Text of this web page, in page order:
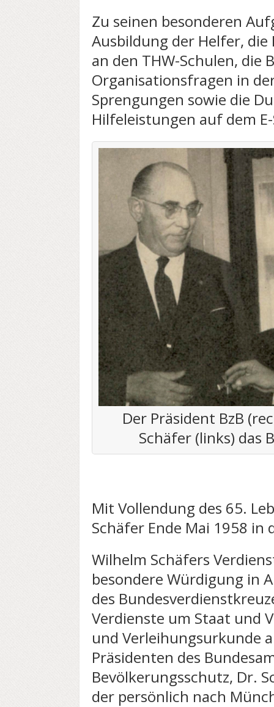
Zu seinen besonderen
Ausbildung der Helfer,
an den THW-Schulen, die
Organisationsfragen in
Sprengungen sowie die
Hilfeleistungen auf dem
Der Präsident BzB
Schäfer (links) das
Mit Vollendung des 65.
Schäfer Ende Mai 1958
Wilhelm Schäfers
besondere Würdigung in
des
Verdienste um Staat und
und Verleihungsurkunde
Präsidenten des
Bevölkerungsschutz, Dr.
der persönlich nach